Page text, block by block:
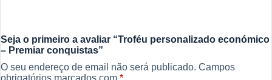
Seja o primeiro a avaliar “Troféu personalizado económico
– Premiar conquistas”
O seu endereço de email não será publicado. Campos